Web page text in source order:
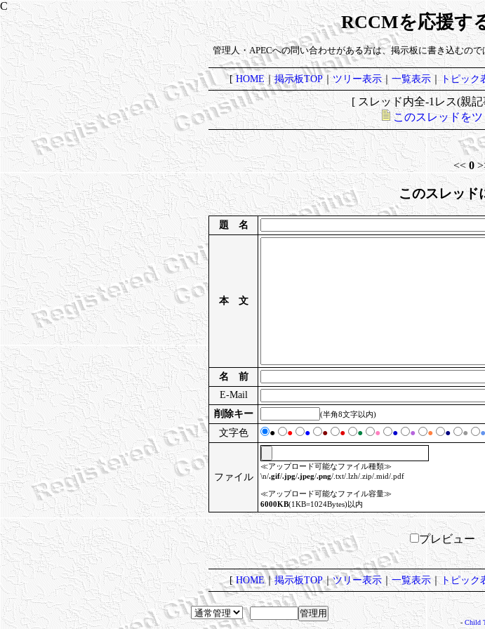
RCCMを応援す
管理人・APECへの問い合わせがある方は、掲示板に書き込むので
[HOME｜掲示板TOP｜ツリー表示｜ 一覧表示｜トピック
[ スレッド内全-1レス(親
このスレッドを
<<0
このスレッド
題 名
本 文
名 前
E-Mail
削除キー
(半角8文字以内)
文字色 ● ● ● ● ● ● ● ● ● ● ● ● ●
ファイル
≪アップロード可能なファイル種類≫
\n/.gif/.jpg/.jpeg/.png/.txt/.lzh/.zip/.mid/.pdf
≪アップロード可能なファイル容量≫
6000KB(1KB=1024Bytes)以内
プレビュ
[HOME｜掲示板TOP｜ツリー表示｜一覧表示｜トピック
-Child